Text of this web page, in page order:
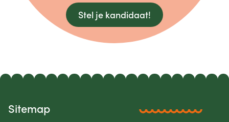
Stel je kandidaat!
Sitemap